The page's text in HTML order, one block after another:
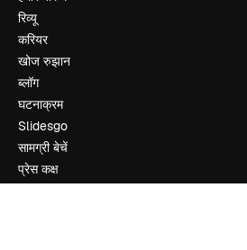
रिव्यू
करियर
खोज रुझान
ब्लॉग
घटनाक्रम
Slidesgo
सामग्री बेचें
प्रेस कक्ष